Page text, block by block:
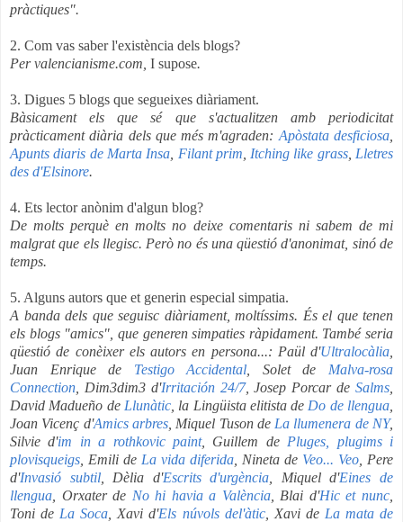
pràctiques".
2. Com vas saber l'existència dels blogs?
Per valencianisme.com, I supose.
3. Digues 5 blogs que segueixes diàriament.
Bàsicament els que sé que s'actualitzen amb periodicitat
pràcticament diària dels que més m'agraden: Apòstata desficiosa
Apunts diaris de Marta Insa Filant prim Itching like grass, Lletres
des d'Elsinore.
4. Ets lector anònim d'algun blog?
De molts perquè en molts no deixe comentaris ni sabem de mi
malgrat que els llegisc. Però no és una qüestió d'anonimat, sinó de
temps.
5. Alguns autors que et generin especial simpatia.
A banda dels que seguisc diàriament, moltíssims. És el que tenen
els blogs "amics", que generen simpaties ràpidament. També seria
qüestió de conèixer els autors en persona...: Paül d'Ultralocàlia
Juan Enrique de Testigo Accidental , Solet de Malva-rosa
Connection , Dim3dim3 d'Irritación 24/7, Josep Porcar deSalms
David Madueño de Llunàtic, la Lingüista elitista de Do de llengua
Joan Vicenç d'Amics arbres, Miquel Tuson de La llumenera de NY,
Silvie d'im in a rothkovic paint, Guillem de Pluges, plugims i
plovisqueigs , Emili de La vida diferida , Nineta de Veo... Veo , Pere
d'Invasió subtil, Dèlia d'Escrits d'urgència , Miquel d'Eines de
llengua , Orxater de No hi havia a València, Blai d'Hic et nunc
Toni de La Soca , Xavi d'Els núvols del'àtic, Xavi de La mata de